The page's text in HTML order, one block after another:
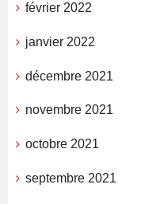
février 2022
janvier 2022
décembre 2021
novembre 2021
octobre 2021
septembre 2021